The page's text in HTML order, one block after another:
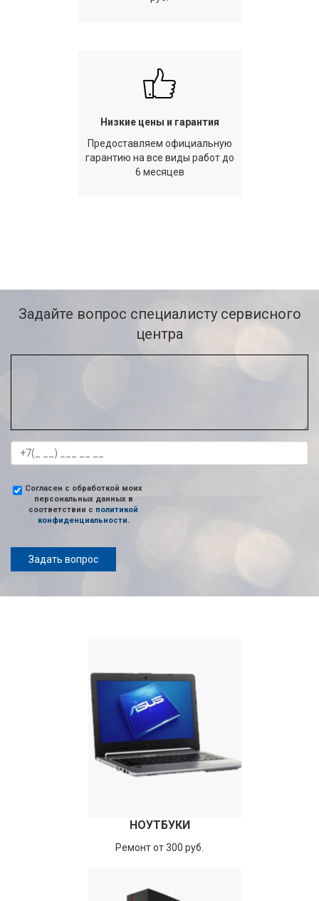
Низкие цены и гарантия
Предоставляем официальную
гарантию на все виды работ до
6 месяцев
Задайте вопрос специалисту сервисного
центра
Согласен с обработкой моих
персональных данных в
соответствии с политикой
конфиденциальности.
Задать вопрос
НОУТБУКИ
Ремонт от 300 руб.